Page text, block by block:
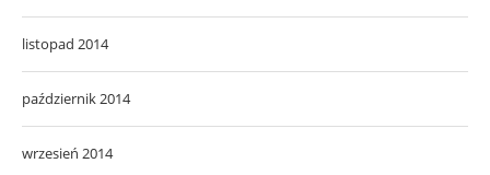
listopad 2014
październik 2014
wrzesień 2014